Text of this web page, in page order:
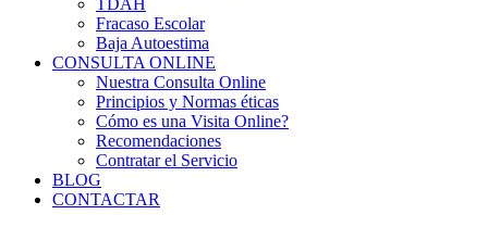
TDAH
Fracaso Escolar
Baja Autoestima
CONSULTA ONLINE
Nuestra Consulta Online
Principios y Normas éticas
Cómo es una Visita Online?
Recomendaciones
Contratar el Servicio
BLOG
CONTACTAR